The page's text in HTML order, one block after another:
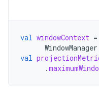
val windowContext =
WindowManager
val
.